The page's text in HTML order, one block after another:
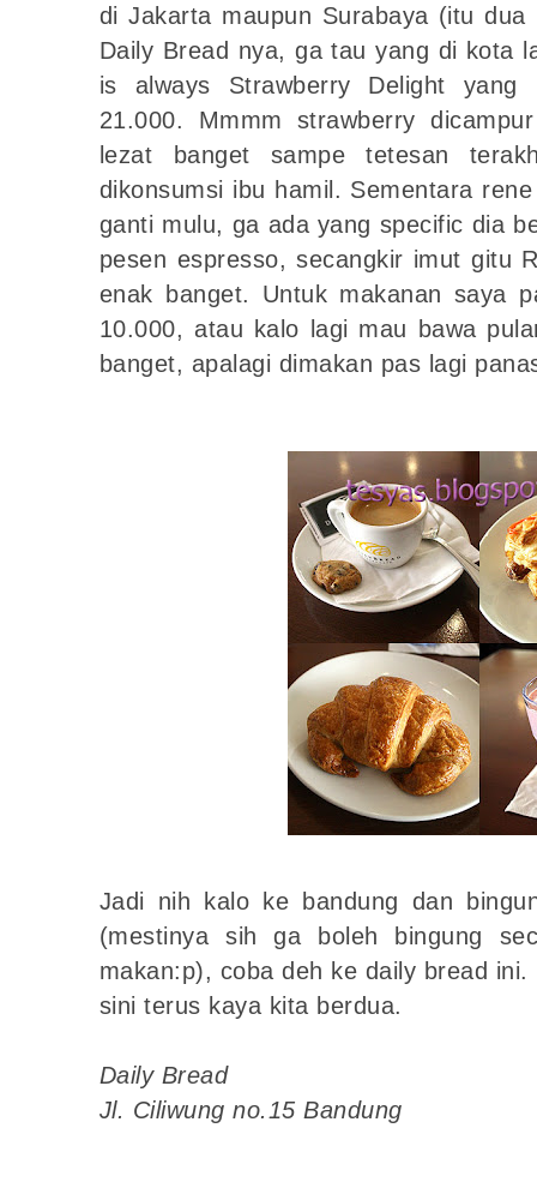
di Jakarta maupun Surabaya (itu
Daily Bread nya, ga tau yang di kota
is always Strawberry Delight yang
21.000. Mmmm strawberry
lezat banget sampe tetesan
dikonsumsi ibu hamil. Sementara
ganti mulu, ga ada yang specific dia
pesen espresso, secangkir imut gitu
enak banget. Untuk makanan saya
10.000, atau kalo lagi mau bawa
banget, apalagi dimakan pas lagi
Jadi nih kalo ke bandung dan
(mestinya sih ga boleh bingung
makan:p), coba deh ke daily bread
sini terus kaya kita berdua.
Daily Bread
Jl. Ciliwung no.15 Bandung